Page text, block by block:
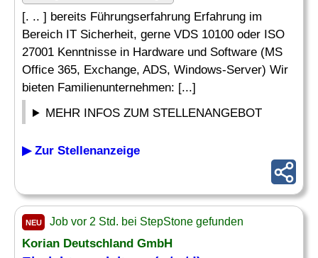
[. .. ] bereits Führungserfahrung Erfahrung im
Bereich IT Sicherheit, gerne VDS 10100 oder ISO
27001 Kenntnisse in Hardware und Software (MS
Office 365, Exchange, ADS, Windows-Server) Wir
bieten Familienunternehmen: [...]
MEHR INFOS ZUM STELLENANGEBOT
▶ Zur Stellenanzeige
NEU Job vor 2 Std. bei StepStone gefunden
Korian Deutschland GmbH